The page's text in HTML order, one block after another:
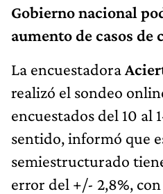
Gobierno nacional
aumento de casos de
La encuestadora
realizó el sondeo
encuestados del 10 al
sentido, informó que
semiestructurado
error del +/- 2,8%,